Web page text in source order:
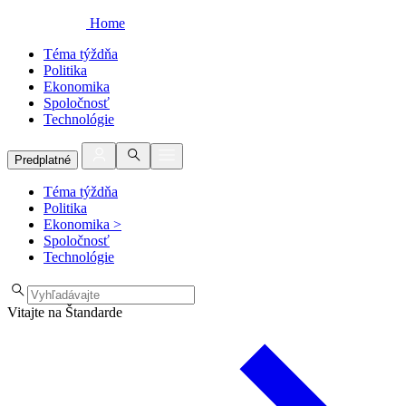
Home
Téma týždňa
Politika
Ekonomika
Spoločnosť
Technológie
Predplatné
Téma týždňa
Politika
Ekonomika >
Spoločnosť
Technológie
Vitajte na Štandarde